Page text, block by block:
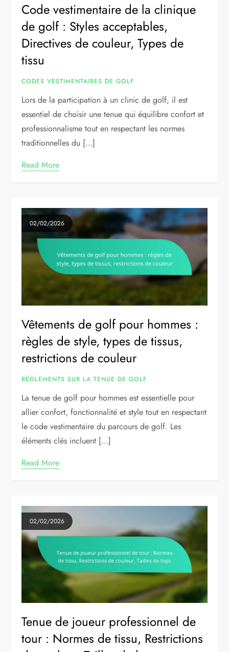
Code vestimentaire de la clinique
de golf : Styles acceptables,
Directives de couleur, Types de
tissu
CODES VESTIMENTAIRES DE GOLF
Lors de la participation à un clinic de golf, il est
essentiel de choisir une tenue qui équilibre confort et
professionnalisme tout en respectant les normes
traditionnelles du […]
Read More
02/02/2026
Vêtements de golf pour hommes :
règles de style, types de tissus,
restrictions de couleur
RÈGLEMENTS SUR LA TENUE DE GOLF
La tenue de golf pour hommes est essentielle pour
allier confort, fonctionnalité et style tout en respectant
le code vestimentaire du parcours de golf. Les
éléments clés incluent […]
Read More
02/02/2026
Tenue de joueur professionnel de
tour : Normes de tissu, Restrictions